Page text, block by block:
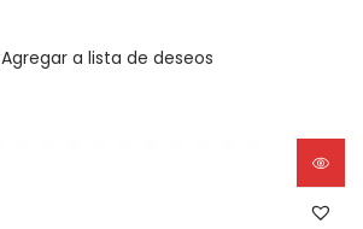
Agregar a lista de deseos